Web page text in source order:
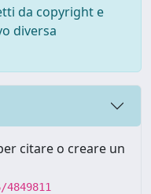
da copyright e
diversa
citare o creare un